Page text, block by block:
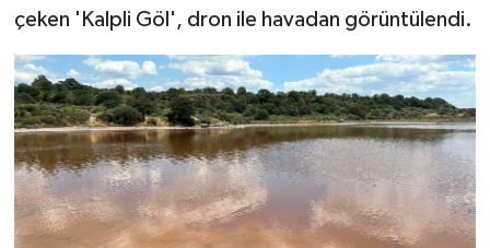
çeken 'Kalpli Göl', dron ile havadan görüntülendi.